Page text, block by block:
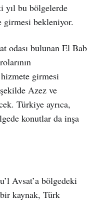
yıl bu bölgelerde
bekleniyor.
odası bulunan El Bab
girmesi
Azez ve
Türkiye ayrıca,
konutlar da inşa
Avsat’a bölgedeki
kaynak, Türk